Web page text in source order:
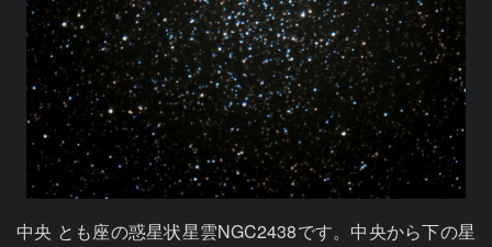
中央 とも座の惑星状星雲NGC2438です。中央から下の星